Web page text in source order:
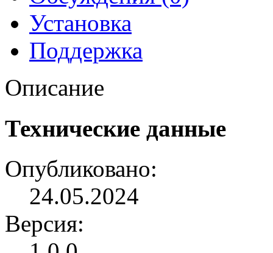
Установка
Поддержка
Описание
Технические данные
Опубликовано:
24.05.2024
Версия: